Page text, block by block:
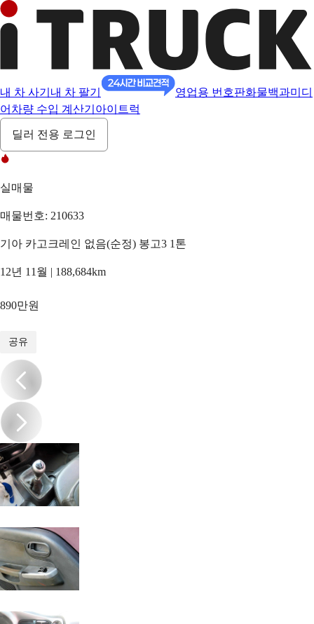
내 차 사기 내 차 팔기 영업용 번호판화물백과미디
어 차량 수입 계산기 아이트럭
딜러 전용 로그인
실매물
매물번호: 210633
기아 카고크레인 없음(순정) 봉고3 1톤
12년 11월 | 188,684km
890만원
공유
/16